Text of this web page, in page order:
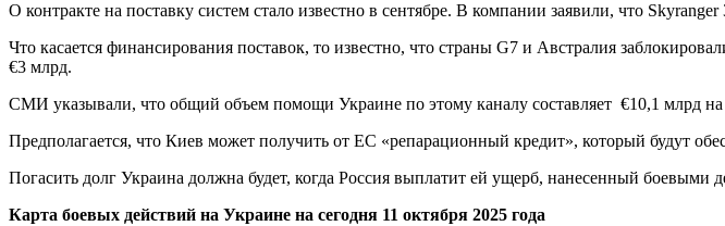
О контракте на поставку систем стало известно в сентябре. В компании заявили, что
Что касается финансирования поставок, то известно, что страны G7 и Австралия
€3 млрд.
СМИ указывали, что общий объем помощи Украине по этому каналу составляет €10,1 млрд
Предполагается, что Киев может получить от ЕС «репарационный кредит», который будут
Погасить долг Украина должна будет, когда Россия выплатит ей ущерб, нанесенный боевыми
Карта боевых действий на Украине на сегодня 11 октября 2025 года